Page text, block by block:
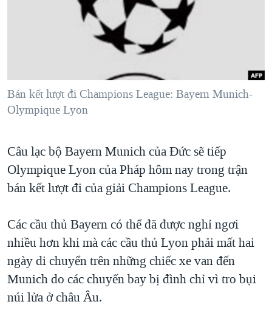
NGƯỜI VIỆT HẢI NGOẠI
KHOA HỌC
SỨC KHOẺ
GIÁO DỤC
HÀNH TRÌNH BẦU CỬ 2024
MỘT NĂM CHIẾN TRANH TẠI DẢI GAZA
NGÀY TỊ NẠN THẾ GIỚI
TRỊNH VĨNH BÌNH - NGƯỜI HẠ 'BÊN THẮNG CUỘC'
CHI PHÍ CHIẾN TRANH AFGHANISTAN
CÁC GIÁ TRỊ CỘNG HÒA Ở VIỆT NAM
TRỊNH VĨNH BÌNH VS. CHÍNH PHỦ VIỆT NAM
NGƯ DÂN VIỆT VÀ LÀN SÓNG TRỘM HẢI SÂM
BÊN KIA QUỐC LỘ: TIẾNG VỌNG TỪ NÔNG THÔN MỸ
Bán kết lượt đi Champions League: Bayern Munich-
Olympique Lyon
Câu lạc bộ Bayern Munich của Đức sẽ tiếp
Olympique Lyon của Pháp hôm nay trong trận
bán kết lượt đi của giải Champions League.
Các cầu thủ Bayern có thể đã được nghỉ ngơi
nhiều hơn khi mà các cầu thủ Lyon phải mất hai
ngày di chuyển trên những chiếc xe van đến
Munich do các chuyến bay bị đình chỉ vì tro bụi
núi lửa ở châu Âu.